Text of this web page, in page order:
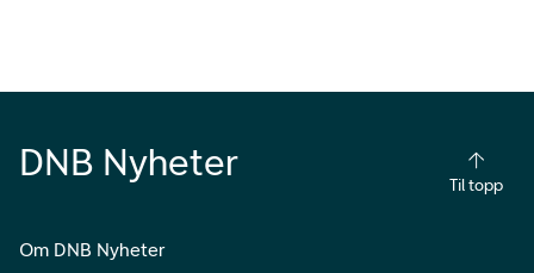
DNB Nyheter
Til topp
Om DNB Nyheter